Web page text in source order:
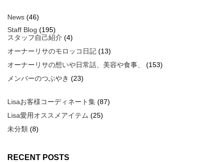
News (46)
Staff Blog (195)
スタッフ自己紹介 (4)
オーナーリサのモロッコ日記 (13)
オーナーリサの想いや日常話、美容や食事、
(153)
メンバーのつぶやき (23)
Lisaお客様コーディネート集 (87)
Lisa愛用オススメアイテム (25)
未分類 (8)
RECENT POSTS